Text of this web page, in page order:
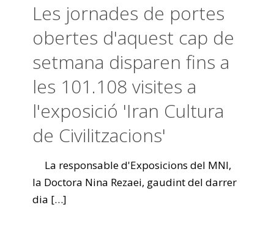
Les jornades de portes
obertes d'aquest cap de
setmana disparen fins a
les 101.108 visites a
l'exposició 'Iran Cultura
de Civilitzacions'
La responsable d'Exposicions del MNI,
la Doctora Nina Rezaei, gaudint del darrer
dia […]